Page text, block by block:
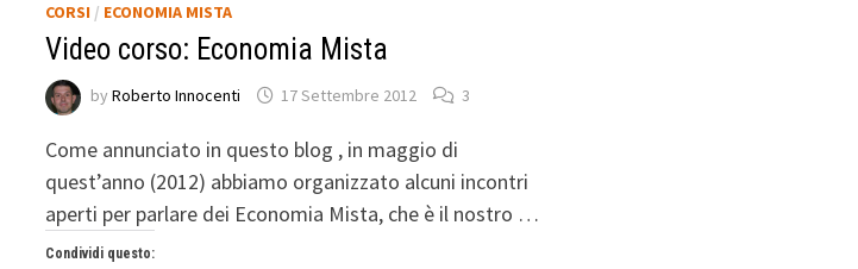
CORSI / ECONOMIA MISTA
Video corso: Economia Mista
byRoberto Innocenti 17 Settembre 2012 3
Come annunciato in questo blog , in maggio di
quest’anno (2012) abbiamo organizzato alcuni incontri
aperti per parlare dei Economia Mista, che è il nostro …
Condividi questo: